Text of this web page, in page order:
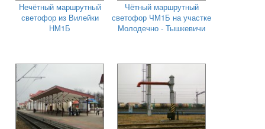
Нечётный маршрутный
светофор из Вилейки
НМ1Б
Чётный маршрутный
светофор ЧМ1Б на участке
Молодечно - Тышкевичи